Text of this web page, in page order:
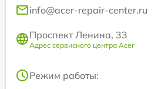
info@acer-repair-center.ru
Проспект Ленина, 33
Адрес сервисного центра Acer
Режим работы: